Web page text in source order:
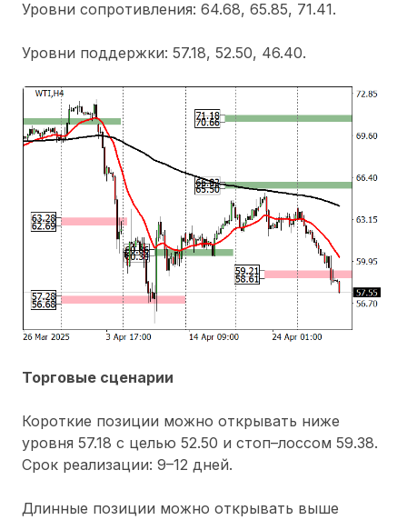
Уровни сопротивления: 64.68, 65.85, 71.41.
Уровни поддержки: 57.18, 52.50, 46.40.
Торговые сценарии
Короткие позиции можно открывать ниже
уровня 57.18 с целью 52.50 и стоп–лоссом 59.38.
Срок реализации: 9–12 дней.
Длинные позиции можно открывать выше